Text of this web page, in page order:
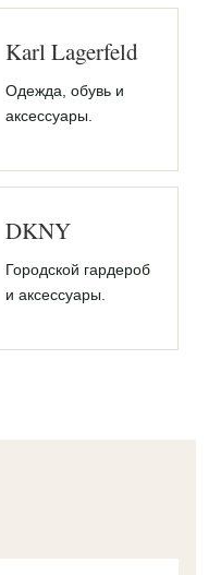
Karl Lagerfeld
Одежда, обувь и
аксессуары.
DKNY
Городской гардероб
и аксессуары.